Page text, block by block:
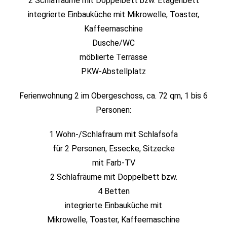
integrierte Einbauküche mit Mikrowelle, Toaster,
Kaffeemaschine
Dusche/WC
möblierte Terrasse
PKW-Abstellplatz
Ferienwohnung 2 im Obergeschoss, ca. 72 qm, 1 bis 6
Personen:
1 Wohn-/Schlafraum mit Schlafsofa
für 2 Personen, Essecke, Sitzecke
mit Farb-TV
2 Schlafräume mit Doppelbett bzw.
4 Betten
integrierte Einbauküche mit
Mikrowelle, Toaster, Kaffeemaschine